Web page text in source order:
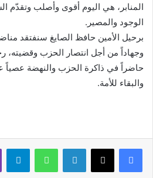
المنابر، هي اليوم أقوى وأصلب وتقدّم
الوجود والمصير.
برحيل الأمين حافظ الصايغ سنفتقد
وجهاداً من أجل انتصار الحزب
حاضراً في ذاكرة الحزب والنهضة عصياً
والبقاء للأمة.
لينكدإن واتساب